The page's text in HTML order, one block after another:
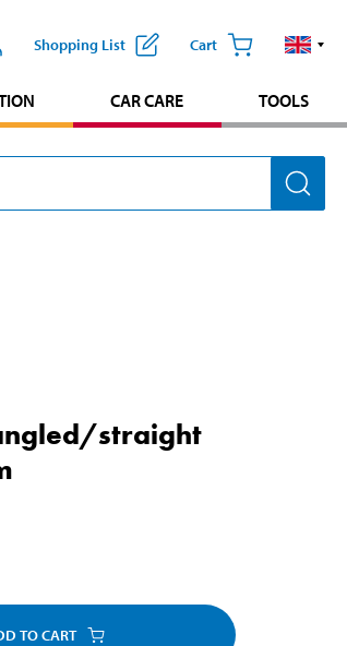
Shopping List Cart
CAR CARE TOOLS
straight
TO CART